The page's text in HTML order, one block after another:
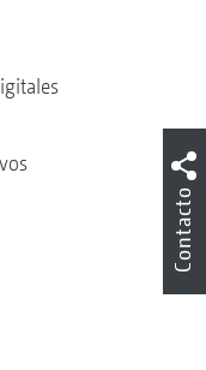
Contacto